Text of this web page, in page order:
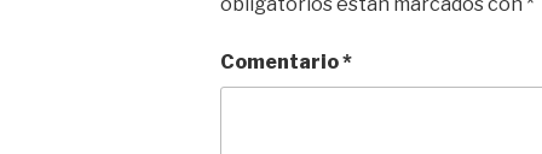
Comentario*